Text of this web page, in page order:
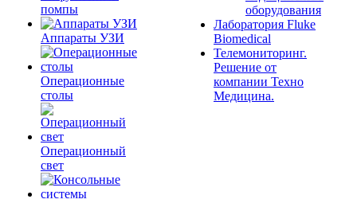
помпы
Аппараты УЗИ
Операционные
столы
Операционный
свет
оборудования
Лаборатория Fluke
Biomedical
Телемониторинг.
Решение от
компании Техно
Медицина.